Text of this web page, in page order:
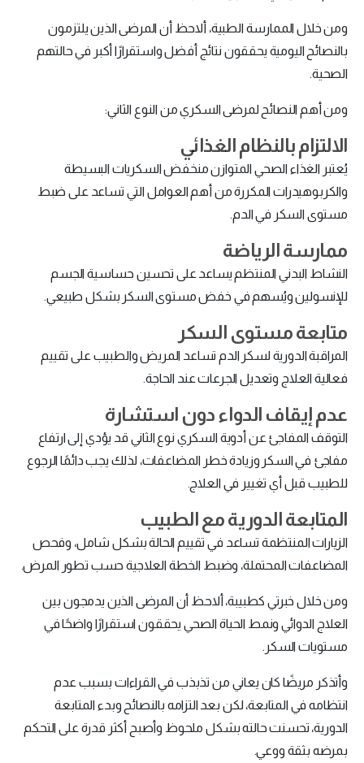
ومن خلال الممارسة الطبية، ألاحظ أن المرضى الذين يلتزمون
بالنصائح اليومية يحققون نتائج أفضل واستقرارًا أكبر في حالتهم
الصحية.
ومن أهم النصائح لمرضى السكري من النوع الثاني:
الالتزام بالنظام الغذائي
يُعتبر الغذاء الصحي المتوازن منخفض السكريات البسيطة
والكربوهيدرات المكررة من أهم العوامل التي تساعد على ضبط
مستوى السكر في الدم.
ممارسة الرياضة
النشاط البدني المنتظم يساعد على تحسين حساسية الجسم
للإنسولين ويُسهم في خفض مستوى السكر بشكل طبيعي.
متابعة مستوى السكر
المراقبة الدورية لسكر الدم تساعد المريض والطبيب على تقييم
فعالية العلاج وتعديل الجرعات عند الحاجة.
عدم إيقاف الدواء دون استشارة
التوقف المفاجئ عن أدوية السكري نوع الثاني قد يؤدي إلى ارتفاع
مفاجئ في السكر وزيادة خطر المضاعفات، لذلك يجب دائمًا الرجوع
للطبيب قبل أي تغيير في العلاج.
المتابعة الدورية مع الطبيب
الزيارات المنتظمة تساعد في تقييم الحالة بشكل شامل، وفحص
المضاعفات المحتملة، وضبط الخطة العلاجية حسب تطور المرض.
ومن خلال خبرتي كطبيبة، ألاحظ أن المرضى الذين يدمجون بين
العلاج الدوائي ونمط الحياة الصحي يحققون استقرارًا واضحًا في
مستويات السكر.
وأتذكر مريضًا كان يعاني من تذبذب في القراءات بسبب عدم
انتظامه في المتابعة، لكن بعد التزامه بالنصائح وبدء المتابعة
الدورية، تحسنت حالته بشكل ملحوظ وأصبح أكثر قدرة على التحكم
بمرضه بثقة ووعي.